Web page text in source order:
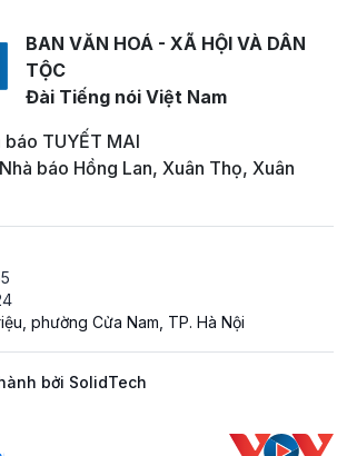
BAN VĂN HOÁ - XÃ HỘI VÀ DÂN
TỘC
Đài Tiếng nói Việt Nam
TUYẾT MAI
báo Hồng Lan, Xuân Thọ, Xuân
phường Cửa Nam, TP. Hà Nội
bởi SolidTech